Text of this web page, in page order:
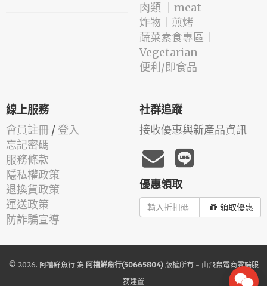
肉類 ｜meat
️炸物｜煎烤
蔬菜素食專區｜
Vegetarian
便利/即食品
線上服務
會員註冊 / 登入
忘記密碼
服務條款
隱私權政策
退換貨政策
運送政策
防詐騙宣導
社群追蹤
接收優惠與新產品資訊
優惠領取
領取優惠
© 2026. 阿禧鮮魚行為 阿禧鮮魚行(50665804)版權所有 - 由飛鼠電商雲端服
務建置